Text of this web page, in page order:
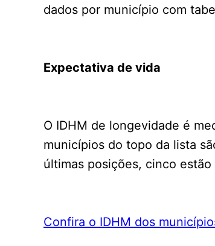
dados por município com
Expectativa de vida
O IDHM de longevidade é
municípios do topo da lista
últimas posições, cinco
Confira o IDHM dos